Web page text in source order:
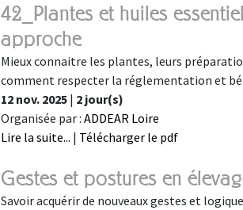
42_Plantes et huiles
approche
Mieux connaitre les plantes, leurs
comment respecter la réglementation et
12 nov. 2025 | 2 jour(s)
Organisée par : ADDEAR Loire
Lire la suite... | Télécharger le pdf
Gestes et postures en
Savoir acquérir de nouveaux gestes et